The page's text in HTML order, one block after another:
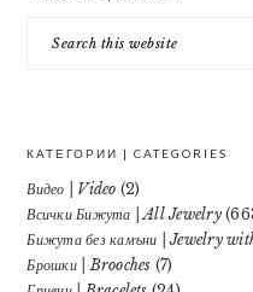
this
КАТЕГОРИИ | CATEGORIES
Видео | Video (2)
Всички Бижута | All Jewelry
Бижута без камъни | Jewelry
Брошки | Brooches (7)